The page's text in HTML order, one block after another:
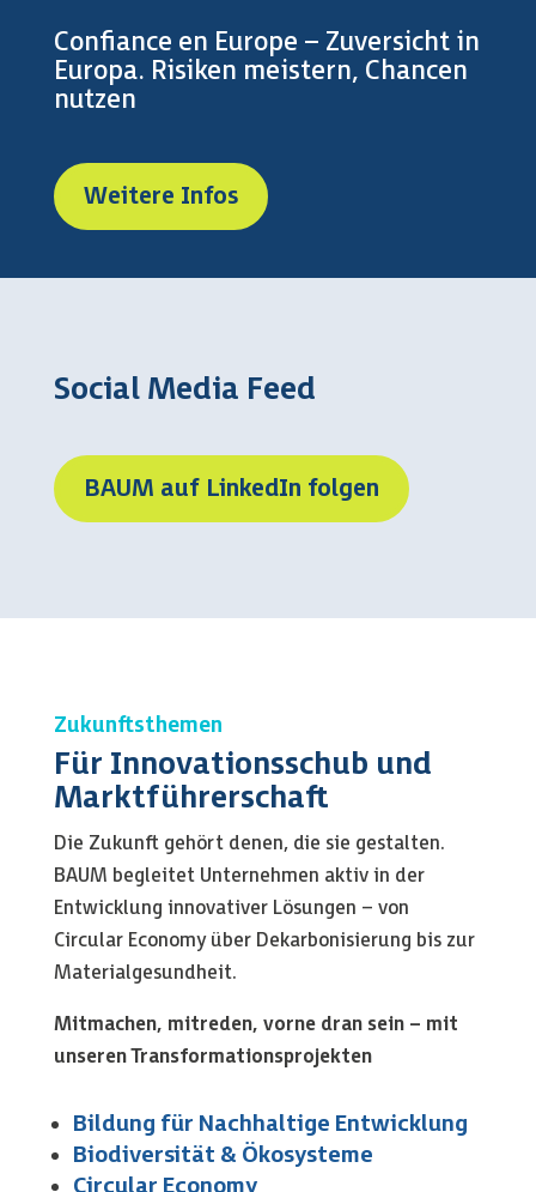
Confiance en Europe – Zuversicht in
Europa. Risiken meistern, Chancen
nutzen
Weitere Infos
Social Media Feed
BAUM auf LinkedIn folgen
Zukunftsthemen
Für Innovationsschub und
Marktführerschaft
Die Zukunft gehört denen, die sie gestalten.
BAUM begleitet Unternehmen aktiv in der
Entwicklung innovativer Lösungen – von
Circular Economy über Dekarbonisierung bis zur
Materialgesundheit.
Mitmachen, mitreden, vorne dran sein – mit
unseren Transformationsprojekten
Bildung für Nachhaltige Entwicklung
Biodiversität & Ökosysteme